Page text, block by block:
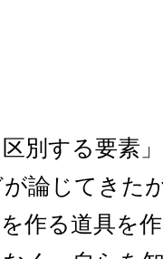
区別する要素
論じてきた
作る道具を